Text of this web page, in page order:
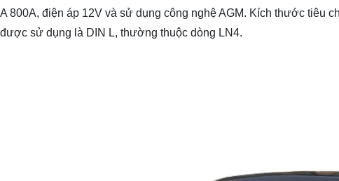
800A, điện áp 12V và sử dụng công nghệ AGM. Kích thước tiêu
sử dụng là DIN L, thường thuộc dòng LN4.